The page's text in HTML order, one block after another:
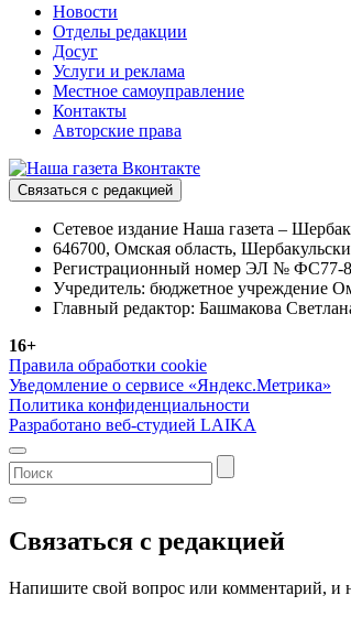
Новости
Отделы редакции
Досуг
Услуги и реклама
Местное самоуправление
Контакты
Авторские права
Связаться с редакцией
Сетевое издание Наша газета –
646700, Омская область,
Регистрационный номер ЭЛ № ФС77-
Учредитель: бюджетное учреждение
Главный редактор: Башмакова
16+
Правила обработки cookie
Уведомление о сервисе «Яндекс.Метрика»
Политика конфиденциальности
Разработано веб-студией LAIKA
Связаться с редакцией
Напишите свой вопрос или комментарий, и